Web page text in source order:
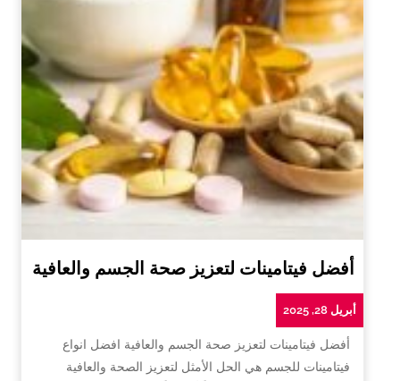
أفضل فيتامينات لتعزيز صحة الجسم والعافية
أبريل 28, 2025
أفضل فيتامينات لتعزيز صحة الجسم والعافية افضل انواع
فيتامينات للجسم هي الحل الأمثل لتعزيز الصحة والعافية